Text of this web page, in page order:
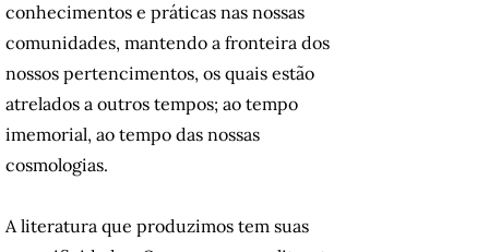
conhecimentos e práticas nas nossas
comunidades, mantendo a fronteira dos
nossos pertencimentos, os quais estão
atrelados a outros tempos; ao tempo
imemorial, ao tempo das nossas
cosmologias.
A literatura que produzimos tem suas